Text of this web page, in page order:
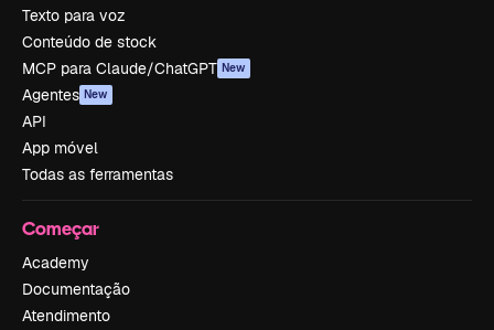
Texto para voz
Conteúdo de stock
MCP para Claude/ChatGPT New
Agentes New
API
App móvel
Todas as ferramentas
Começar
Academy
Documentação
Atendimento